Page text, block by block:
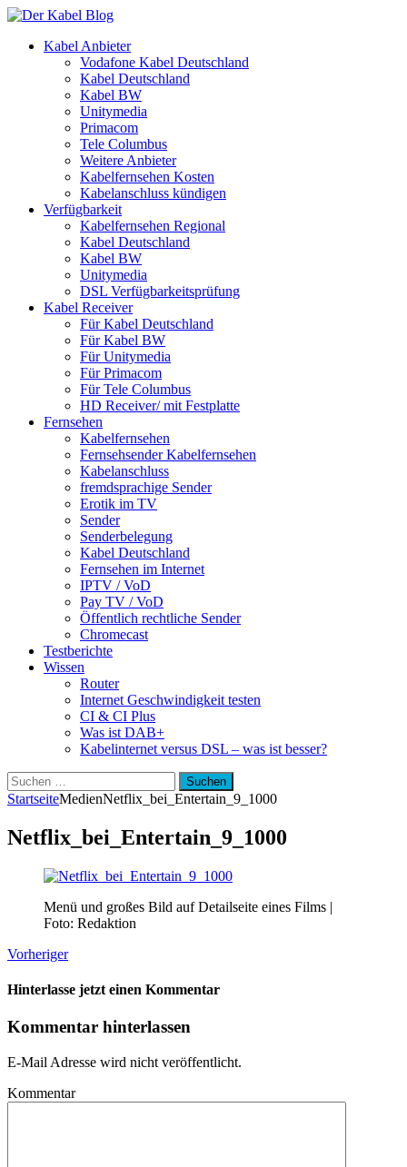
Kabel Anbieter
Vodafone Kabel Deutschland
Kabel Deutschland
Kabel BW
Unitymedia
Primacom
Tele Columbus
Weitere Anbieter
Kabelfernsehen Kosten
Kabelanschluss kündigen
Verfügbarkeit
Kabelfernsehen Regional
Kabel Deutschland
Kabel BW
Unitymedia
DSL Verfügbarkeitsprüfung
Kabel Receiver
Für Kabel Deutschland
Für Kabel BW
Für Unitymedia
Für Primacom
Für Tele Columbus
HD Receiver/ mit Festplatte
Fernsehen
Kabelfernsehen
Fernsehsender Kabelfernsehen
Kabelanschluss
fremdsprachige Sender
Erotik im TV
Sender
Senderbelegung
Kabel Deutschland
Fernsehen im Internet
IPTV / VoD
Pay TV / VoD
Öffentlich rechtliche Sender
Chromecast
Testberichte
Wissen
Router
Internet Geschwindigkeit testen
CI & CI Plus
Was ist DAB+
Kabelinternet versus DSL – was ist besser?
Suchen
nach:
StartseiteMedienNetflix_bei_Entertain_9_1000
Netflix_bei_Entertain_9_1000
Menü und großes Bild auf Detailseite eines Films |
Foto: Redaktion
Vorheriger
Hinterlasse jetzt einen Kommentar
Kommentar hinterlassen
E-Mail Adresse wird nicht veröffentlicht.
Kommentar